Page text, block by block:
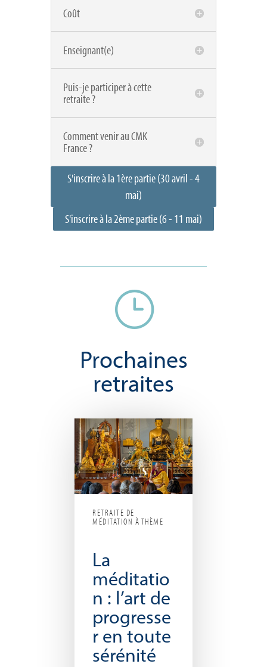
Coût
Enseignant(e)
Puis-je participer à cette
retraite ?
Comment venir au CMK
France ?
S'inscrire à la 1ère partie (30 avril - 4
mai)
S'inscrire à la 2ème partie (6 - 11 mai)
}
Prochaines
retraites
RETRAITE DE
MÉDITATION À THÈME
La
méditatio
n : l’art de
progresse
r en toute
sérénité